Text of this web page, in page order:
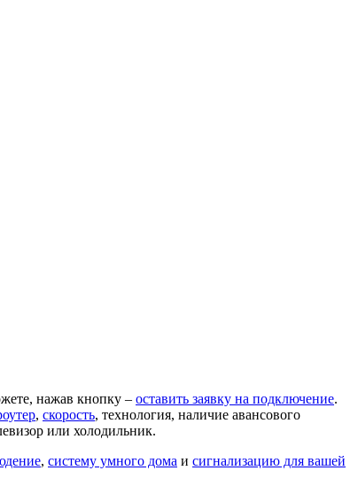
нажав кнопку – оставить заявку на подключение.
, скорость, технология, наличие авансового
или холодильник.
, систему умного дома и сигнализацию для вашей